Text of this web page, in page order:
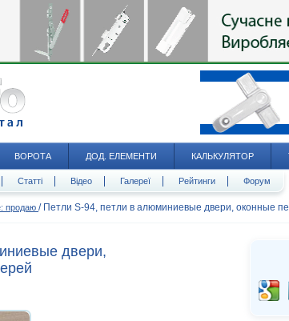
ВОРОТА ДОД. ЕЛЕМЕНТИ КАЛЬКУЛЯТОР
Статті Відео Галереї Рейтинги Форум
продаю / Петли S-94, петли в алюминиевые двери, оконные
двери,